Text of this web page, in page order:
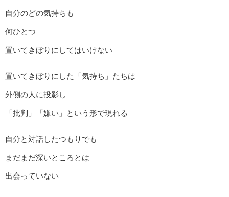
自分のどの気持ちも
何ひとつ
置いてきぼりにしてはいけない
置いてきぼりにした「気持ち」たちは
外側の人に投影し
「批判」「嫌い」という形で現れる
自分と対話したつもりでも
まだまだ深いところとは
出会っていない